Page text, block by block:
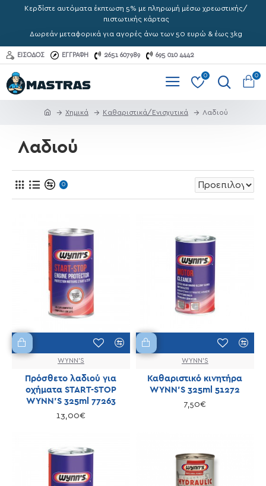
Κερδίστε αυτόματα έκπτωση 5% με πληρωμή μέσω χρεωστικής/
πιστωτικής κάρτας
Δωρεάν μεταφορικά για αγορές άνω των 50 ευρώ & έως 3kg
ΕΊΣΟΔΟΣ ΕΓΓΡΑΦΉ 2651 607989 695 010 4442
0 0
Χημικά Καθαριστικά/Ενισχυτικά Λαδιού
Λαδιού
0
WYNN'S
Πρόσθετο λαδιού για
οχήματα START-STOP
WYNN'S 325ml 77263
13,00€
WYNN'S
Καθαριστικό κινητήρα
WYNN'S 325ml 51272
7,50€